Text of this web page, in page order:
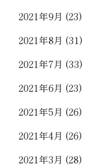
2021年9月 (23)
2021年8月 (31)
2021年7月 (33)
2021年6月 (23)
2021年5月 (26)
2021年4月 (26)
2021年3月 (28)